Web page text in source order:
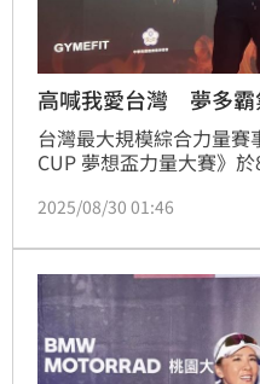
高喊我愛台灣 夢多霸
台灣最大規模綜合力量賽
CUP 夢想盃力量大賽》
地的頂尖選手與人氣明星
知名健身網紅與專業級
額賽事獎金。蔡維歆
2025/08/30 01:46